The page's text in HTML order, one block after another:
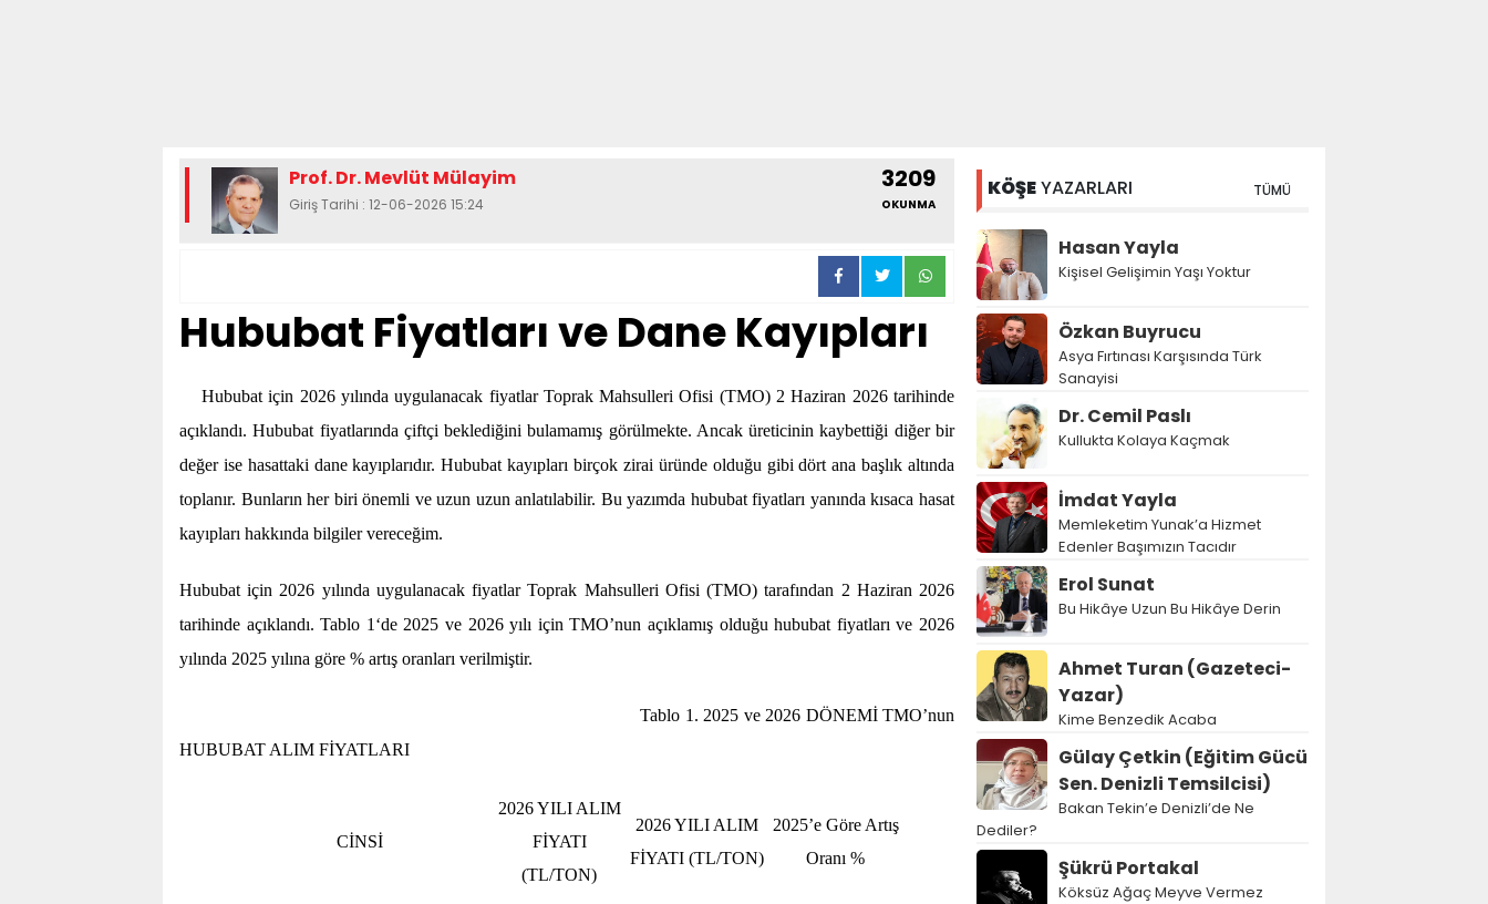
Prof. Dr. Mevlüt Mülayim
Giriş Tarihi : 12-06-2026 15:24
3209
OKUNMA
Hububat Fiyatları ve Dane Kayıpları
Hububat için 2026 yılında uygulanacak fiyatlar Toprak Mahsulleri Ofisi (TMO) 2 Haziran 2026 tarihinde
açıklandı. Hububat fiyatlarında çiftçi beklediğini bulamamış görülmekte. Ancak üreticinin kaybettiği diğer bir
değer ise hasattaki dane kayıplarıdır.Hububat kayıpları birçok zirai üründe olduğu gibi dört ana başlık altında
toplanır. Bunların her biri önemli ve uzun uzun anlatılabilir. Bu yazımda hububat fiyatları yanında kısaca hasat
kayıpları hakkında bilgiler vereceğim.
Hububat için 2026 yılında uygulanacak fiyatlar Toprak Mahsulleri Ofisi (TMO) tarafından 2 Haziran 2026
tarihinde açıklandı.Tablo 1‘de 2025 ve 2026 yılı içinTMO’nun açıklamış olduğuhububat fiyatları ve 2026
yılında 2025 yılına göre % artış oranları verilmiştir.
Tablo 1. 2025 ve 2026 DÖNEMİ TMO’nun
HUBUBAT ALIM FİYATLARI
CİNSİ
2026 YILI ALIM
FİYATI
(TL/TON)
2026 YILI ALIM
FİYATI (TL/TON)
2025’e Göre Artış
Oranı %
KÖŞEYAZARLARI TÜMÜ
Hasan Yayla
Kişisel Gelişimin Yaşı Yoktur
Özkan Buyrucu
Asya Fırtınası Karşısında Türk
Sanayisi
Dr. Cemil Paslı
Kullukta Kolaya Kaçmak
İmdat Yayla
Memleketim Yunak’a Hizmet
Edenler Başımızın Tacıdır
Erol Sunat
Bu Hikâye Uzun Bu Hikâye Derin
Ahmet Turan (Gazeteci-
Yazar)
Kime Benzedik Acaba
Gülay Çetkin (Eğitim Gücü
Sen. Denizli Temsilcisi)
Bakan Tekin’e Denizli’de Ne
Dediler?
Şükrü Portakal
Köksüz Ağaç Meyve Vermez